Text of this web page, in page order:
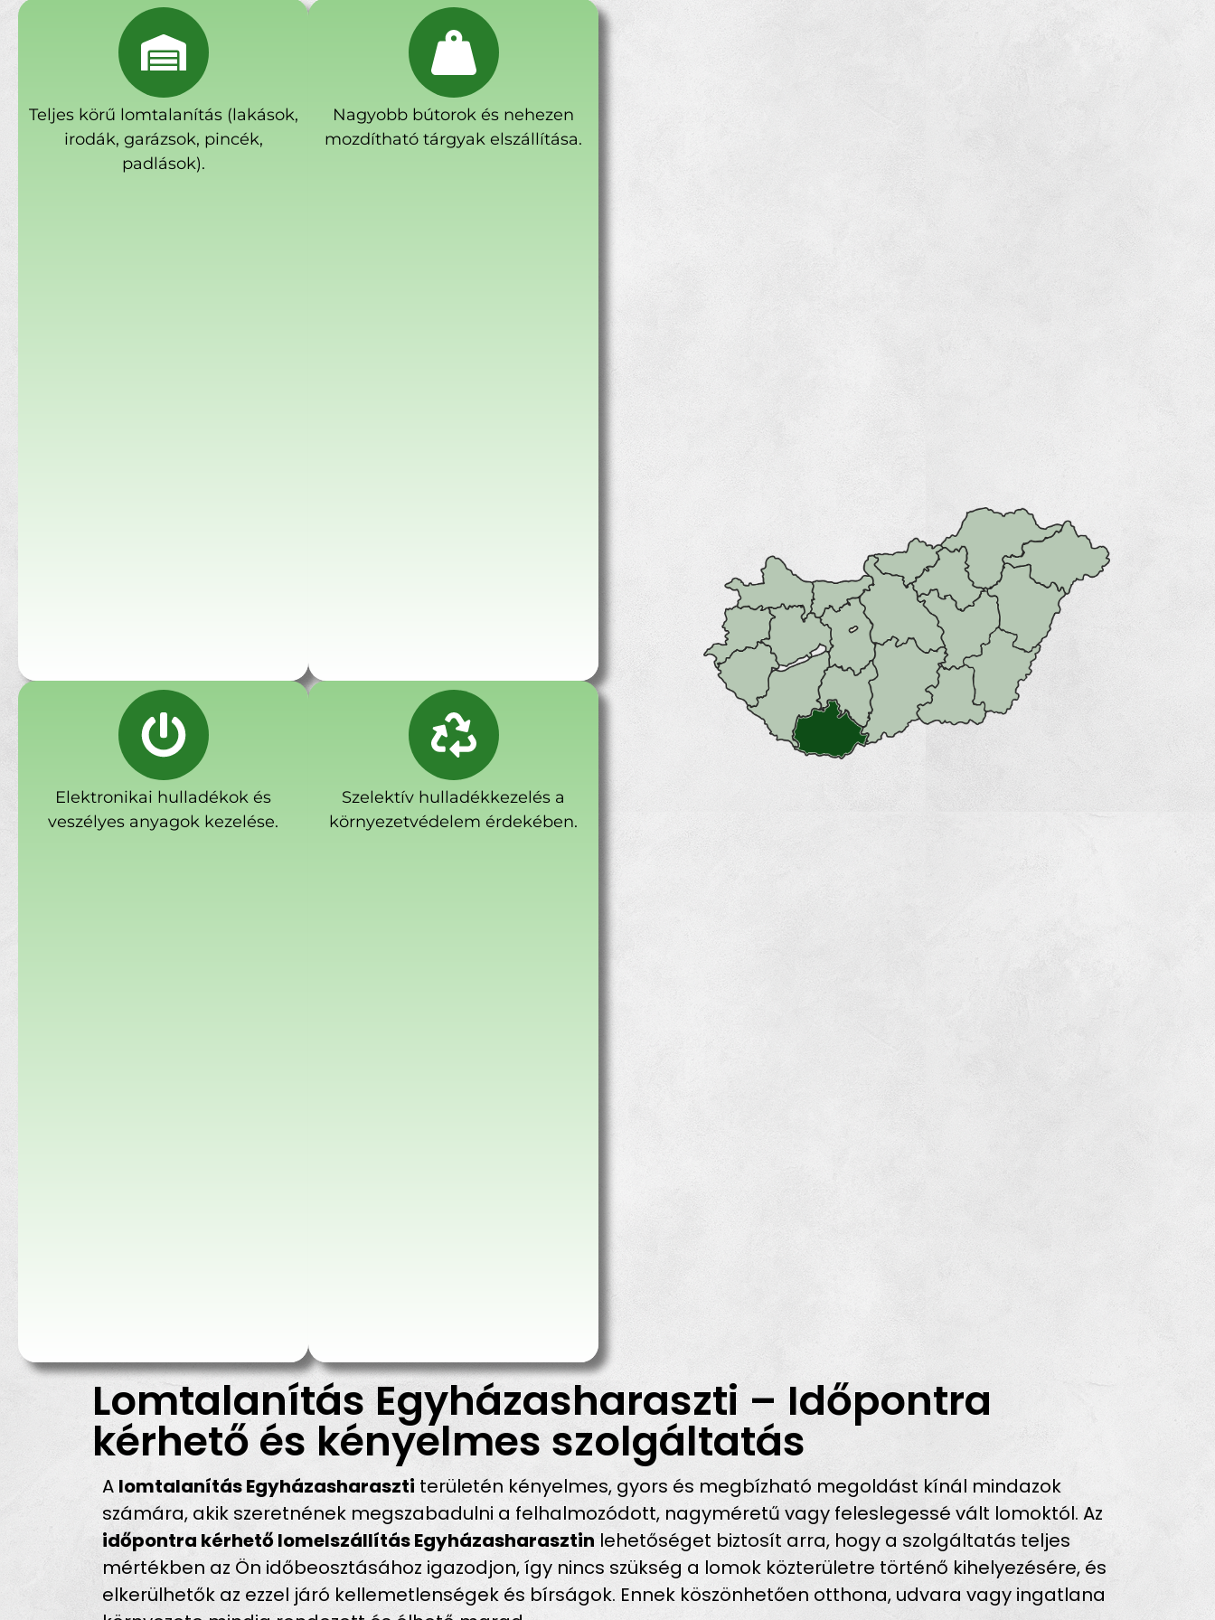
Teljes körű lomtalanítás (lakások,
irodák, garázsok, pincék,
padlások).
Nagyobb bútorok és nehezen
mozdítható tárgyak elszállítása.
Elektronikai hulladékok és
veszélyes anyagok kezelése.
Szelektív hulladékkezelés a
környezetvédelem érdekében.
Lomtalanítás Egyházasharaszti – Időpontra
kérhető és kényelmes szolgáltatás
A lomtalanítás Egyházasharaszti területén kényelmes, gyors és megbízható megoldást kínál mindazok
számára, akik szeretnének megszabadulni a felhalmozódott, nagyméretű vagy feleslegessé vált lomoktól. Az
időpontra kérhető lomelszállítás Egyházasharaszti­n lehetőséget biztosít arra, hogy a szolgáltatás teljes
mértékben az Ön időbeosztásához igazodjon, így nincs szükség a lomok közterületre történő kihelyezésére, és
elkerülhetők az ezzel járó kellemetlenségek és bírságok. Ennek köszönhetően otthona, udvara vagy ingatlana